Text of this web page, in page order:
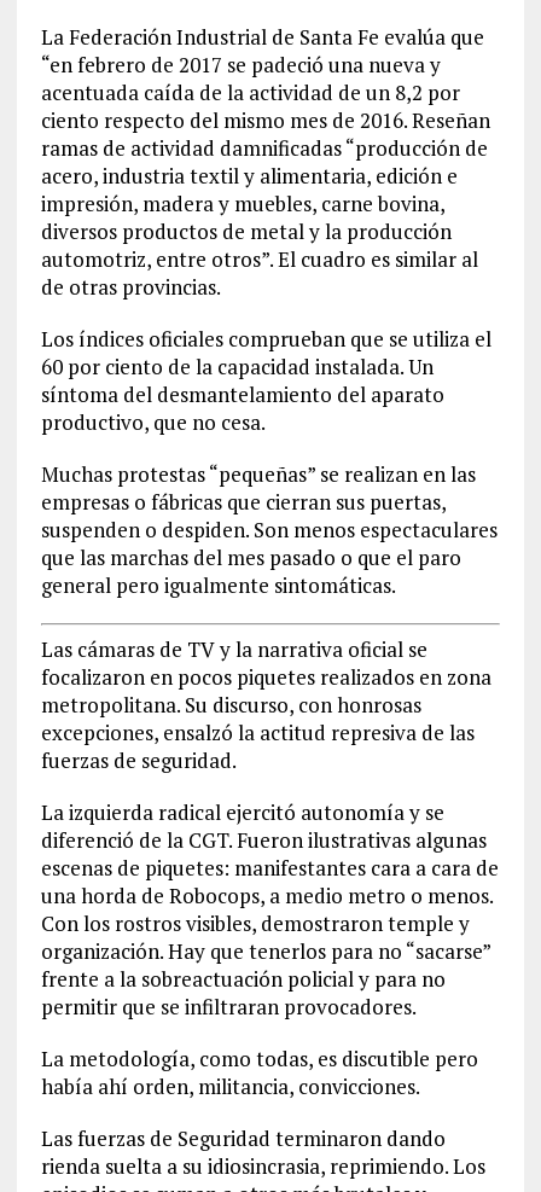
La Federación Industrial de Santa Fe evalúa que
“en febrero de 2017 se padeció una nueva y
acentuada caída de la actividad de un 8,2 por
ciento respecto del mismo mes de 2016. Reseñan
ramas de actividad damnificadas “producción de
acero, industria textil y alimentaria, edición e
impresión, madera y muebles, carne bovina,
diversos productos de metal y la producción
automotriz, entre otros”. El cuadro es similar al
de otras provincias.
Los índices oficiales comprueban que se utiliza el
60 por ciento de la capacidad instalada. Un
síntoma del desmantelamiento del aparato
productivo, que no cesa.
Muchas protestas “pequeñas” se realizan en las
empresas o fábricas que cierran sus puertas,
suspenden o despiden. Son menos espectaculares
que las marchas del mes pasado o que el paro
general pero igualmente sintomáticas.
Las cámaras de TV y la narrativa oficial se
focalizaron en pocos piquetes realizados en zona
metropolitana. Su discurso, con honrosas
excepciones, ensalzó la actitud represiva de las
fuerzas de seguridad.
La izquierda radical ejercitó autonomía y se
diferenció de la CGT. Fueron ilustrativas algunas
escenas de piquetes: manifestantes cara a cara de
una horda de Robocops, a medio metro o menos.
Con los rostros visibles, demostraron temple y
organización. Hay que tenerlos para no “sacarse”
frente a la sobreactuación policial y para no
permitir que se infiltraran provocadores.
La metodología, como todas, es discutible pero
había ahí orden, militancia, convicciones.
Las fuerzas de Seguridad terminaron dando
rienda suelta a su idiosincrasia, reprimiendo. Los